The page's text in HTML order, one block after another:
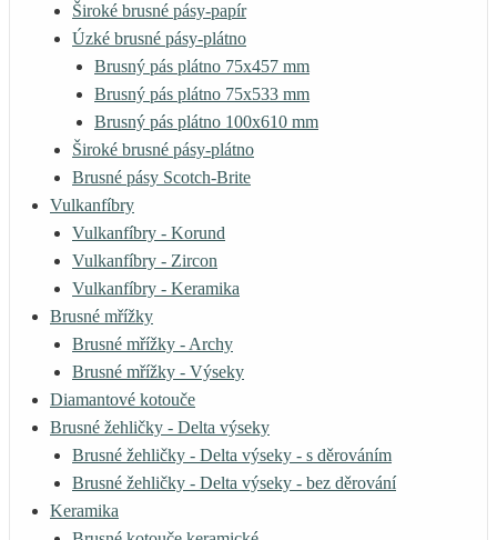
Široké brusné pásy-papír
Úzké brusné pásy-plátno
Brusný pás plátno 75x457 mm
Brusný pás plátno 75x533 mm
Brusný pás plátno 100x610 mm
Široké brusné pásy-plátno
Brusné pásy Scotch-Brite
Vulkanfíbry
Vulkanfíbry - Korund
Vulkanfíbry - Zircon
Vulkanfíbry - Keramika
Brusné mřížky
Brusné mřížky - Archy
Brusné mřížky - Výseky
Diamantové kotouče
Brusné žehličky - Delta výseky
Brusné žehličky - Delta výseky - s děrováním
Brusné žehličky - Delta výseky - bez děrování
Keramika